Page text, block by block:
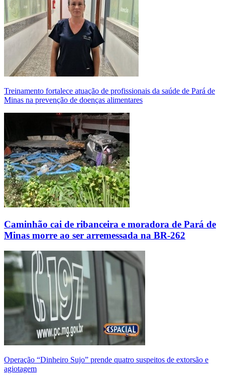
Treinamento fortalece atuação de profissionais da saúde de Pará de
Minas na prevenção de doenças alimentares
Caminhão cai de ribanceira e moradora de Pará de
Minas morre ao ser arremessada na BR-262
Operação “Dinheiro Sujo” prende quatro suspeitos de extorsão e
agiotagem